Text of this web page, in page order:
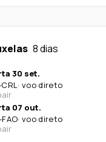
8 dias
30 set.
CRL· voo direto
07 out.
FAO· voo direto